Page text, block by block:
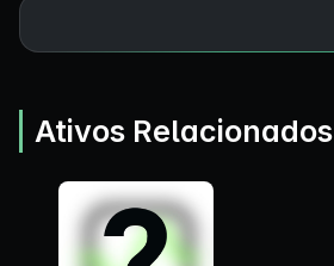
Ativos Relacionados